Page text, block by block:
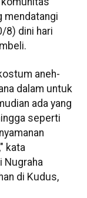
mendatangi
8) dini hari
aneh-
dalam untuk
ada yang
seperti
kata
Nugraha
di Kudus,